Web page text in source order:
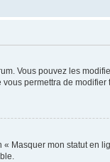
Vous pouvez les
permettra de
Masquer mon statut